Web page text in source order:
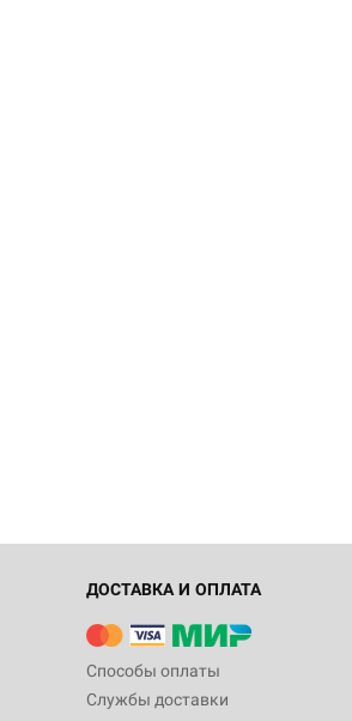
ДОСТАВКА И ОПЛАТА
Способы оплаты
Службы доставки